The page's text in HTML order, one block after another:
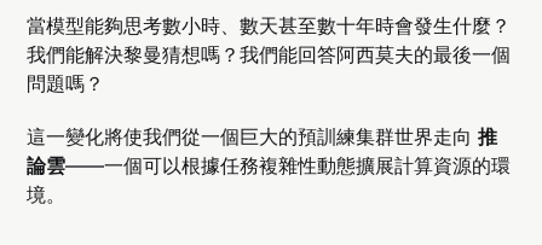
當模型能夠思考數小時、數天甚至數十年時會發生什麼？
我們能解決黎曼猜想嗎？我們能回答阿西莫夫的最後一個
問題嗎？
這一變化將使我們從一個巨大的預訓練集群世界走向推
論雲——一個可以根據任務複雜性動態擴展計算資源的環
境。